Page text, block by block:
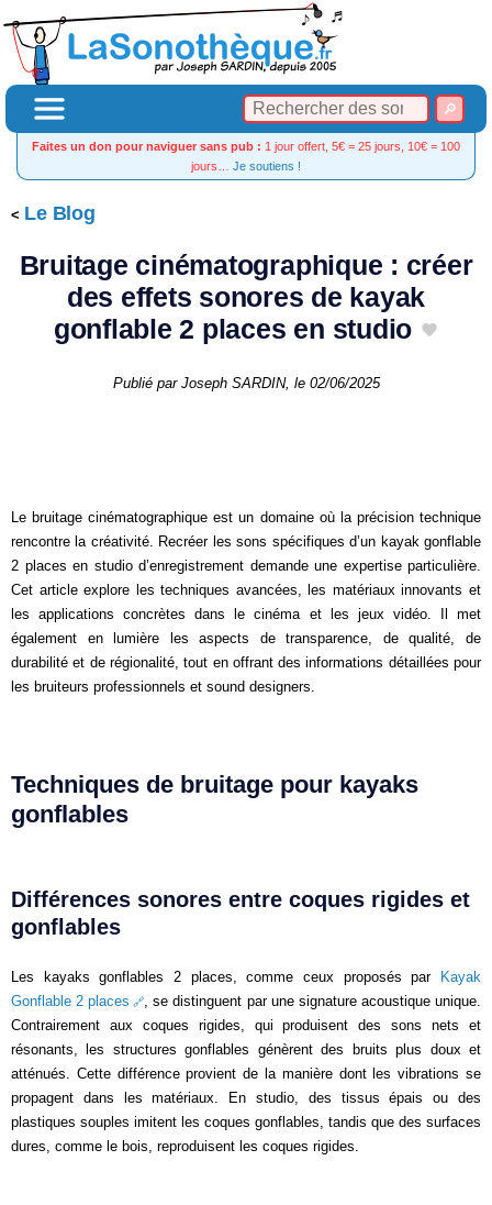
Faites un don pour naviguer sans pub : 1 jour offert, 5€ = 25 jours, 10€ = 100
jours… Je soutiens !
Le Blog
Bruitage cinématographique : créer
des effets sonores de kayak
gonflable 2 places en studio
Publié par Joseph SARDIN, le 02/06/2025
Le bruitage cinématographique est un domaine où la précision technique
rencontre la créativité. Recréer les sons spécifiques d’un kayak gonflable
2 places en studio d’enregistrement demande une expertise particulière.
Cet article explore les techniques avancées, les matériaux innovants et
les applications concrètes dans le cinéma et les jeux vidéo. Il met
également en lumière les aspects de transparence, de qualité, de
durabilité et de régionalité, tout en offrant des informations détaillées pour
les bruiteurs professionnels et sound designers.
Techniques de bruitage pour kayaks
gonflables
Différences sonores entre coques rigides et
gonflables
Les kayaks gonflables 2 places, comme ceux proposés par
Kayak
Gonflable 2 places
, se distinguent par une signature acoustique unique.
Contrairement aux coques rigides, qui produisent des sons nets et
résonants, les structures gonflables génèrent des bruits plus doux et
atténués. Cette différence provient de la manière dont les vibrations se
propagent dans les matériaux. En studio, des tissus épais ou des
plastiques souples imitent les coques gonflables, tandis que des surfaces
dures, comme le bois, reproduisent les coques rigides.